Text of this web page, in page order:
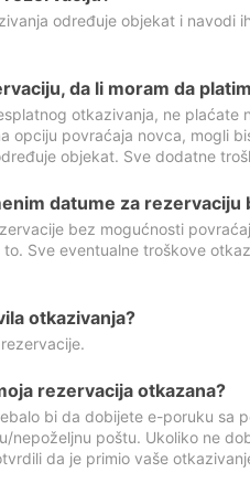
određuje objekat i navodi
da li moram da
otkazivanja, ne plaćate
opciju povraćaja novca, mogli
objekat. Sve dodatne
datume za
bez mogućnosti
Sve eventualne troškove
otkazivanja?
rezervacija otkazana?
bi da dobijete e-poruku sa
nepoželjnu poštu. Ukoliko ne
da je primio vaše